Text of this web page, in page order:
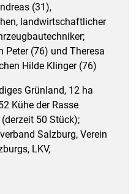
(31),
landwirtschaftlicher
Peter (76) und Theresa
Hilde Klinger (76)
Grünland, 12 ha
Kühe der Rasse
50 Stück);
Salzburg, Verein
LKV,